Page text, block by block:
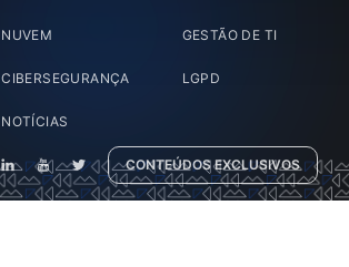
NUVEM GESTÃO DE TI
CIBERSEGURANÇA LGPD
NOTÍCIAS
CONTEÚDOS EXCLUSIVOS